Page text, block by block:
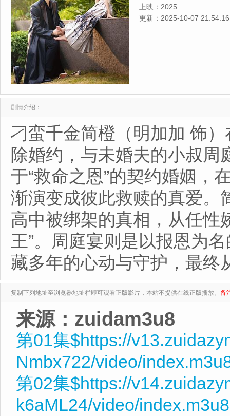
上映： 2025
更新： 2025-10-07 21:54:16
剧情介绍：
刁蛮千金简橙（明加加 饰
除婚约，与未婚夫的小叔周
于“救命之恩”的契约婚姻，
渐演变成彼此救赎的真爱。
高中被绑架的真相，从任性
王”。周庭宴则是以报恩为
藏多年的心动与守护，最终
复制下列地址至浏览器地址栏即可观看正版影片，本站不提供在线正版播放。 备
来源：zuidam3u8
第01集$https://
Nmbx722/video/
第02集$https://
k6aML24/video/index.m3u8